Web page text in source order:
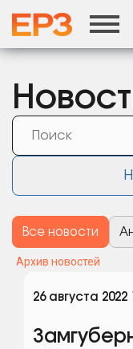
Все новости
Архив новостей
26 августа 2022